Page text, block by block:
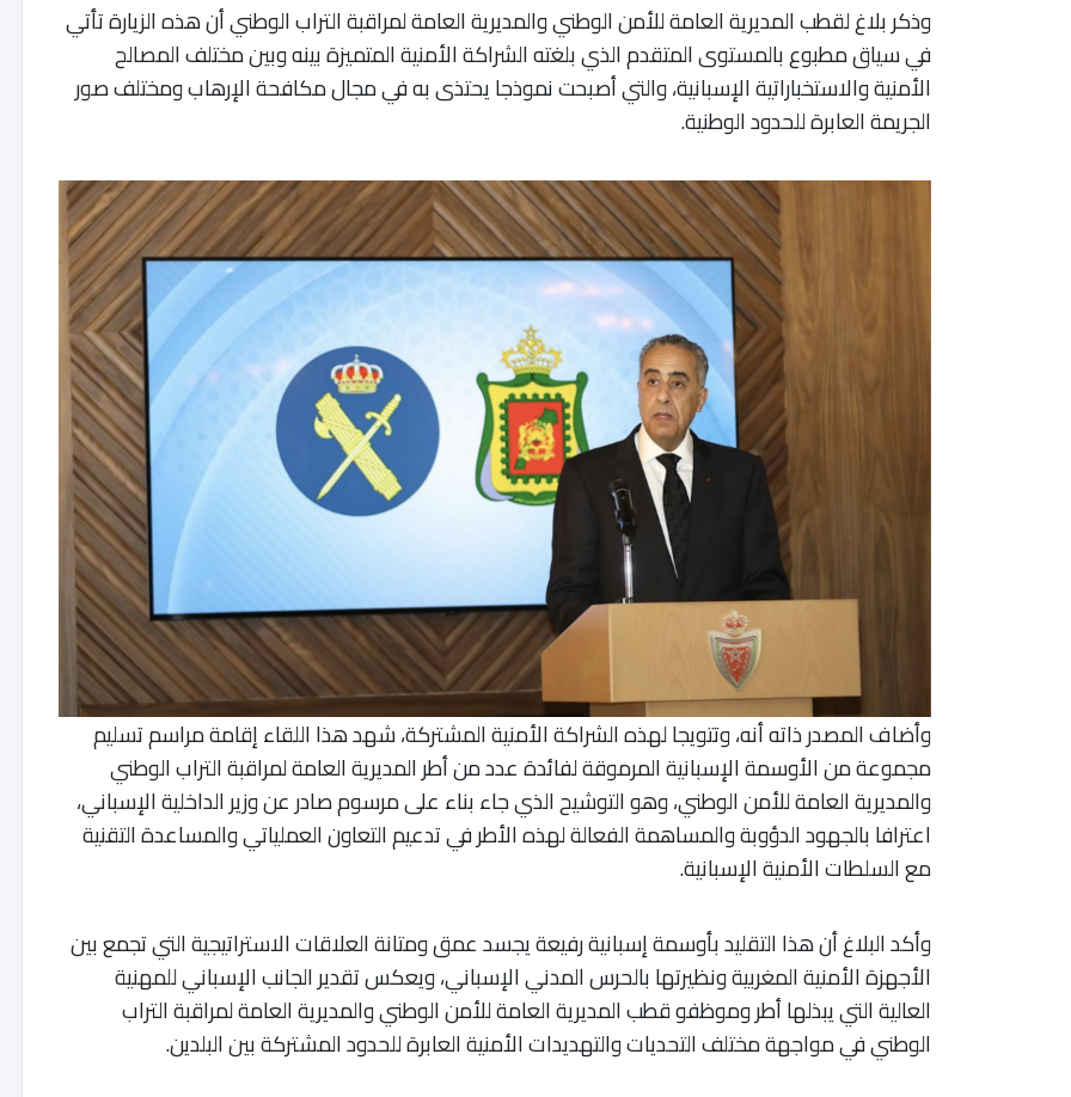
وذكر بلاغ لقطب المديرية العامة للأمن الوطني والمديرية العامة لمراقبة التراب الوطني أن هذه الزيارة تأتي
في سياق مطبوع بالمستوى المتقدم الذي بلغته الشراكة الأمنية المتميزة بينه وبين مختلف المصالح
الأمنية والاستخباراتية الإسبانية، والتي أصبحت نموذجا يحتذى به في مجال مكافحة الإرهاب ومختلف صور
الجريمة العابرة للحدود الوطنية.
وأضاف المصدر ذاته أنه، وتتويجا لهذه الشراكة الأمنية المشتركة، شهد هذا اللقاء إقامة مراسم تسليم
مجموعة من الأوسمة الإسبانية المرموقة لفائدة عدد من أطر المديرية العامة لمراقبة التراب الوطني
والمديرية العامة للأمن الوطني، وهو التوشيح الذي جاء بناء على مرسوم صادر عن وزير الداخلية الإسباني،
اعترافا بالجهود الدؤوبة والمساهمة الفعالة لهذه الأطر في تدعيم التعاون العملياتي والمساعدة التقنية
مع السلطات الأمنية الإسبانية.
وأكد البلاغ أن هذا التقليد بأوسمة إسبانية رفيعة يجسد عمق ومتانة العلاقات الاستراتيجية التي تجمع بين
الأجهزة الأمنية المغربية ونظيرتها بالحرس المدني الإسباني، ويعكس تقدير الجانب الإسباني للمهنية
العالية التي يبذلها أطر وموظفو قطب المديرية العامة للأمن الوطني والمديرية العامة لمراقبة التراب
الوطني في مواجهة مختلف التحديات والتهديدات الأمنية العابرة للحدود المشتركة بين البلدين.